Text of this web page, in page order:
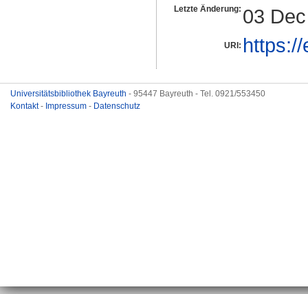
Letzte Änderung: 03
URI:
Universitätsbibliothek Bayreuth - 95447 Bayreuth - Tel. 0921/553450
Kontakt- Impressum - Datenschutz